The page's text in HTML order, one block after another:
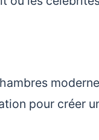
pour créer